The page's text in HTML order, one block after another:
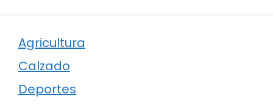
Agricultura
Calzado
Deportes